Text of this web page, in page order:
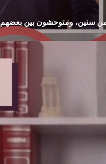
من سنين، ومتوحشون بين بعضهم